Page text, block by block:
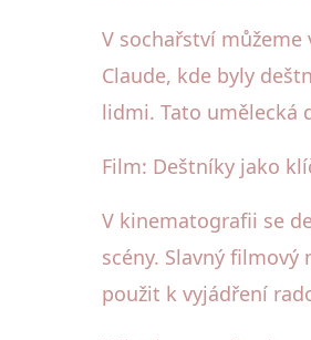
V sochařství
Claude, kde byly
lidmi. Tato umělecká
Film: Deštníky jako
V kinematografii se
scény. Slavný
použit k vyjádření